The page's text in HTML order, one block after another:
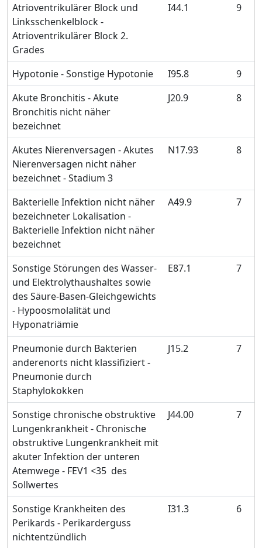
Atrioventrikulärer Block und
Linksschenkelblock -
Atrioventrikulärer Block 2.
Grades
I44.1 9
Hypotonie - Sonstige Hypotonie I95.8
9
Akute Bronchitis - Akute
Bronchitis nicht näher
bezeichnet
J20.9 8
Akutes Nierenversagen - Akutes
Nierenversagen nicht näher
bezeichnet - Stadium 3
N17.93 8
Bakterielle Infektion nicht näher
bezeichneter Lokalisation -
Bakterielle Infektion nicht näher
bezeichnet
A49.9 7
Sonstige Störungen des Wasser-
und Elektrolythaushaltes sowie
des Säure-Basen-Gleichgewichts
- Hypoosmolalität und
Hyponatriämie
E87.1 7
Pneumonie durch Bakterien
anderenorts nicht klassifiziert -
Pneumonie durch
Staphylokokken
J15.2 7
Sonstige chronische obstruktive
Lungenkrankheit - Chronische
obstruktive Lungenkrankheit mit
akuter Infektion der unteren
Atemwege - FEV1 <35 des
Sollwertes
J44.00 7
Sonstige Krankheiten des
Perikards - Perikarderguss
nichtentzündlich
I31.3 6